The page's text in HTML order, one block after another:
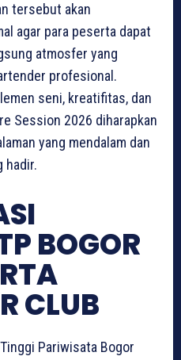
tersebut akan
agar para peserta dapat
atmosfer yang
profesional.
seni, kreatifitas, dan
Session 2026 diharapkan
yang mendalam dan
hadir.
BOGOR
CLUB
Pariwisata Bogor